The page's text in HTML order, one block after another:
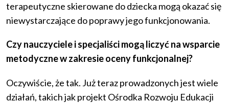
terapeutyczne skierowane do dziecka mogą okazać się
niewystarczające do poprawy jego funkcjonowania.
Czy nauczyciele i specjaliści mogą liczyć na wsparcie
metodyczne w zakresie oceny funkcjonalnej?
Oczywiście, że tak. Już teraz prowadzonych jest wiele
działań, takich jak projekt Ośrodka Rozwoju Edukacji